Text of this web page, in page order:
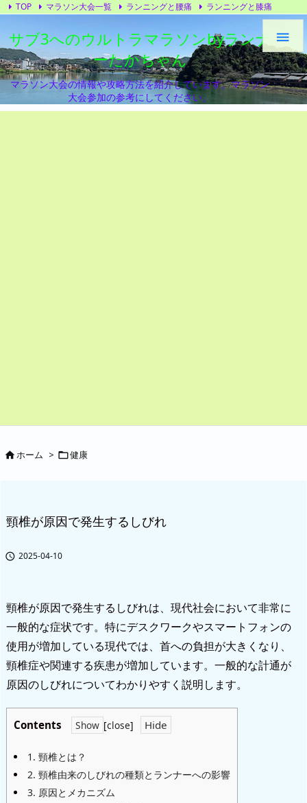
サブ3へのウルトラマラソンbyランナ
ーたかちゃん
マラソン大会の情報や攻略方法を紹介しています。マラソン
大会参加の参考にしてください。

TOP マラソン大会一覧 ランニングと腰痛
ランニングと膝痛
ホーム > 健康
頸椎が原因で発生するしびれ
 2025-04-10
頸椎が原因で発生するしびれは、現代社会において非常に
一般的な症状です。特にデスクワークやスマートフォンの
使用が増加している現代では、首への負担が大きくなり、
頸椎症や関連する疾患が増加しています。一般的な計通が
原因のしびれについてわかりやすく説明します。
Contents [close]
1. 頸椎とは？
2. 頸椎由来のしびれの種類とランナーへの影響
3. 原因とメカニズム